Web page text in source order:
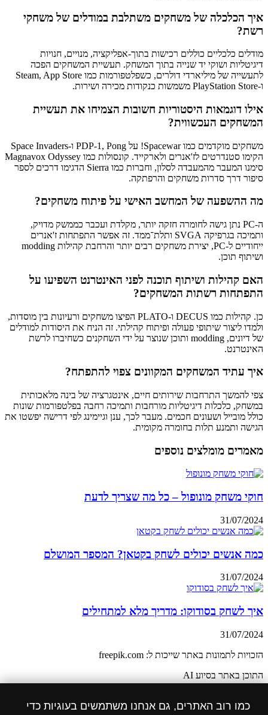
כמו רוב האתרים, גם אנחנו משתמשים בעוגיות כדי
איך הכלכלה של משחקים משתלבת במודלים של משחקי
רשת?
מודלים כלכליים כוללים רכישות בתוך‑אפליקציה, מנויים, חנויות
דיגיטליות ושוקי יד שנייה בתוך המשחק. תעשיית המשחקים הפכה
לתעשייה של מיליארדי דולרים, כשפלטפורמות כמו Steam, App Store
ו‑PlayStation Store משמשות כנקודות מכירה ושירות.
אילו דוגמאות היסטוריות חשובות הצמיחו את תעשיית
המשחקים העכשווית?
משחקים מוקדמים כמו Spacewar! על PDP‑1, Pong ו‑Space Invaders
הקימו סטנדרטים לז'אנרים ולארקייד. קונסולות כמו Magnavox Odyssey
סימנו המעבר מהמעבדה לסלון, וחברות כמו Sierra הדגימו דרכים לספר
סיפור דרך סדרות משחקים והרפתקה.
מה ההשפעה של המחשב האישי על פיתוח משחקים?
ה‑PC נתן גישה לחומרה חזקה יותר, מקלדת ועכבר כממשק מדויק,
ותמיכה בגרפיקה SVGA ותלת־ממד. זה אפשר התפתחות ז'אנרים
ייחודיים ל‑PC, יצירת משחקים רבים יותר והרחבת קהילות modding
ושיתוף תוכן.
האם קהילות ושיתוף תוכנה לפני האינטרנט השפיעו על
התפתחות רשתות המשחקים?
כן. קהילות כמו DECUS ו‑PLATO הפיצו משחקים ורעיונות בין מוסדות,
ולמדו ליצור שיתופי פעולה ופיתוח קהילתי. זה הניח את היסודות למודלים
של דיונים, modding ותוכן שנוצר על ידי השחקנים כשחיברו לרשת
האינטרנט.
איך עתיד המשחקים המקוונים צפוי להתפתח?
צפי להמשך התרחבות שירותים חיים, אינטגרציה של בינה מלאכותית
במשחק, כלכלות דיגיטליות מורחבות ותמיכה רחבה בפלטפורמות שונות
כולל מובייל ושעונים חכמים. מעבר לכך, ענן וגיימינג לפי דרישה יפשטו את
הגישה ותמנע תלות בחומרה מקומית.
מאמרים מומלצים נוספים
חוקי משחק מונופול – כל מה שצריך לדעת
31/07/2024
כמה אנשים יכולים לשחק בקטאן? המספר המושלם
31/07/2024
איך לשחק בסודוקו: מדריך מלא למתחילים
31/07/2024
הזכויות לתמונות באתר שייכות ל: freepik.com
התוכן באתר בסיוע AI